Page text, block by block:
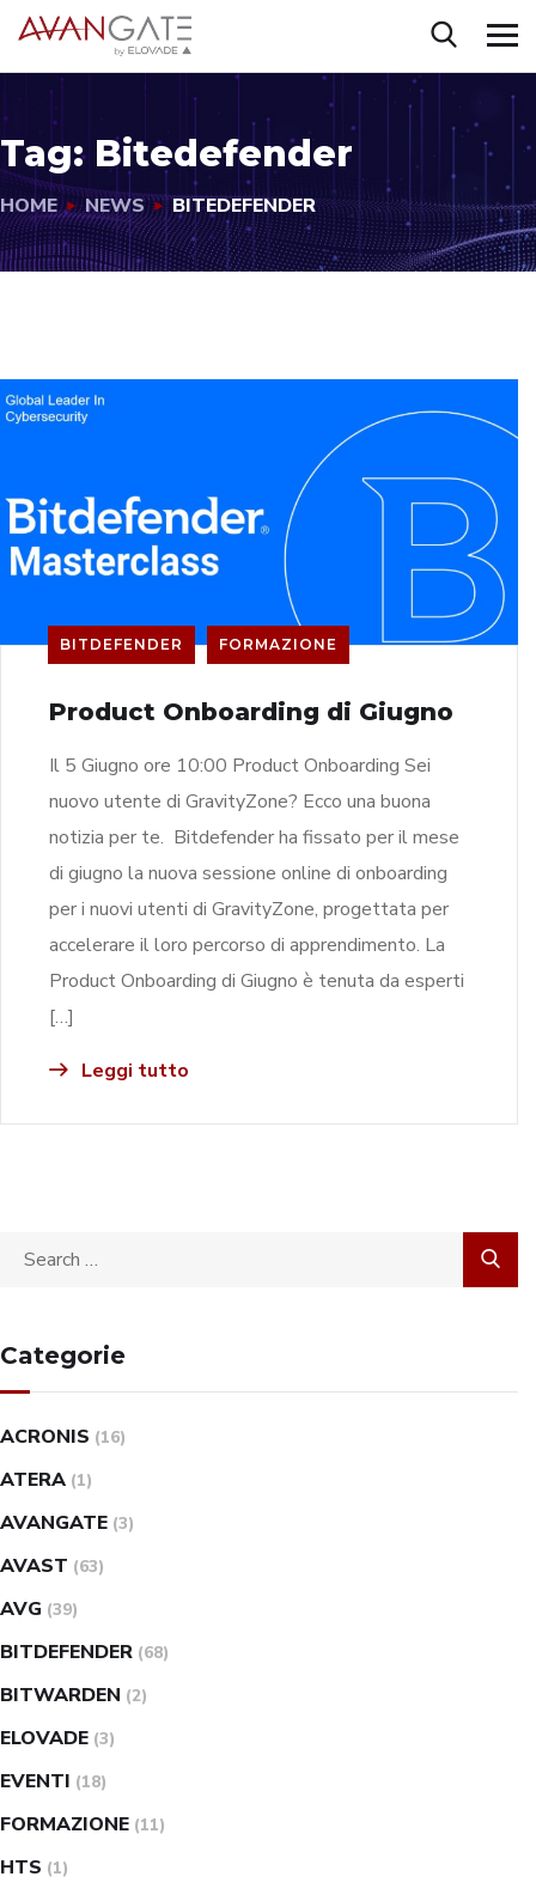
Tag: Bitedefender
HOME NEWS BITEDEFENDER
BITDEFENDER FORMAZIONE
Product Onboarding di Giugno
Il 5 Giugno ore 10:00 Product Onboarding Sei
nuovo utente di GravityZone? Ecco una buona
notizia per te. Bitdefender ha fissato per il mese
di giugno la nuova sessione online di onboarding
per i nuovi utenti di GravityZone, progettata per
accelerare il loro percorso di apprendimento. La
Product Onboarding di Giugno è tenuta da esperti
[…]
Leggi tutto
Categorie
ACRONIS (16)
ATERA (1)
AVANGATE (3)
AVAST (63)
AVG (39)
BITDEFENDER (68)
BITWARDEN (2)
ELOVADE (3)
EVENTI (18)
FORMAZIONE (11)
HTS (1)